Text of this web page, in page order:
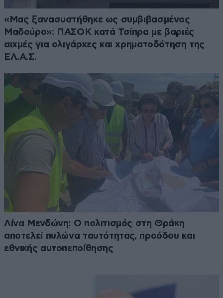
«Μας ξανασυστήθηκε ως συμβιβασμένος
Μαδούρο»: ΠΑΣΟΚ κατά Τσίπρα με βαριές
αιχμές για ολιγάρχες και χρηματοδότηση της
ΕΛ.Α.Σ.
Λίνα Μενδώνη: Ο πολιτισμός στη Θράκη
αποτελεί πυλώνα ταυτότητας, προόδου και
εθνικής αυτοπεποίθησης